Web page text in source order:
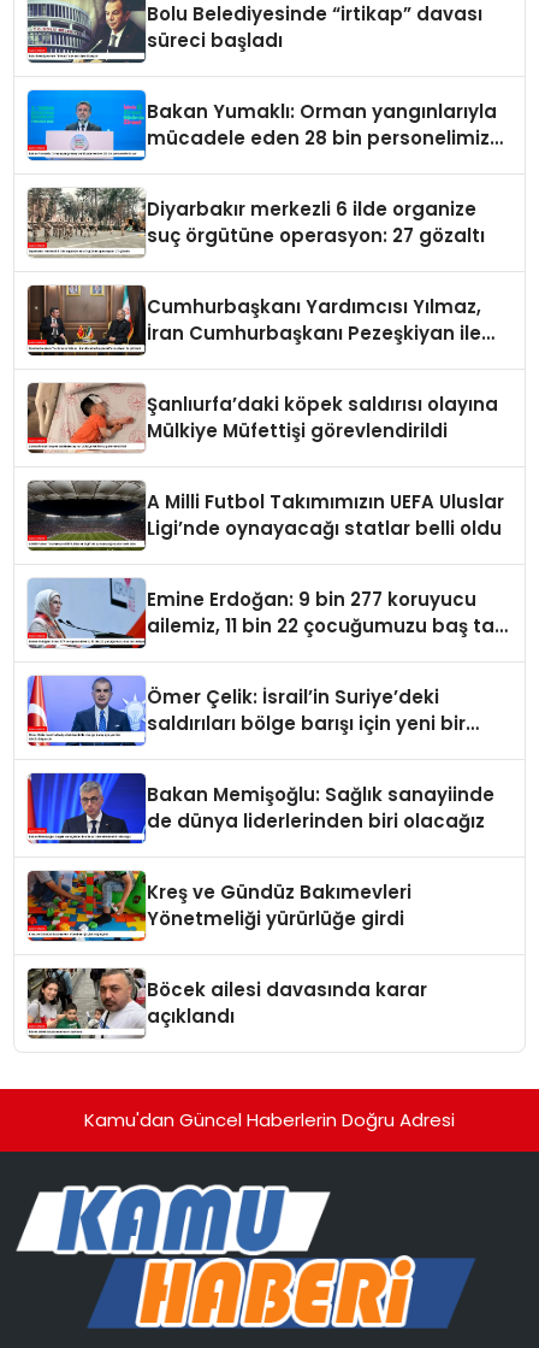
Bolu Belediyesinde “irtikap” davası
süreci başladı
Bakan Yumaklı: Orman yangınlarıyla
mücadele eden 28 bin personelimiz
Diyarbakır merkezli 6 ilde organize
suç örgütüne operasyon: 27 gözaltı
Cumhurbaşkanı Yardımcısı Yılmaz,
İran Cumhurbaşkanı Pezeşkiyan ile
Şanlıurfa’daki köpek saldırısı olayına
Mülkiye Müfettişi görevlendirildi
A Milli Futbol Takımımızın UEFA Uluslar
Ligi’nde oynayacağı statlar belli oldu
Emine Erdoğan: 9 bin 277 koruyucu
ailemiz, 11 bin 22 çocuğumuzu baş tacı
Ömer Çelik: İsrail’in Suriye’deki
saldırıları bölge barışı için yeni bir
Bakan Memişoğlu: Sağlık sanayiinde
de dünya liderlerinden biri olacağız
Kreş ve Gündüz Bakımevleri
Yönetmeliği yürürlüğe girdi
Böcek ailesi davasında karar
açıklandı
Kamu'dan Güncel Haberlerin Doğru Adresi